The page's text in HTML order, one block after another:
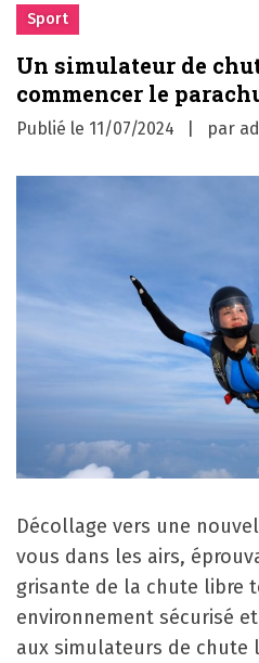
Sport
Un simulateur de
commencer le
Publié le 11/07/2024 par
Décollage vers une
vous dans les airs,
grisante de la chute libre
environnement sécurisé
aux simulateurs de chute